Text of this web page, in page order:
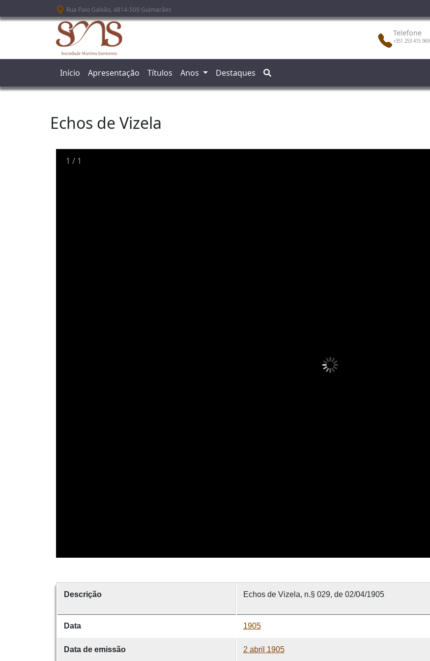
Passar para o conteúdo principal
Rua Paio Galvão, 4814-509 Guimarães
Telefone
+351 253 415 969
Início Apresentação Títulos Anos Destaques
Echos de Vizela
1 / 1
Descrição Echos de Vizela, n.§ 029, de 02/04/1905
Data 1905
Data de emissão 2 abril 1905